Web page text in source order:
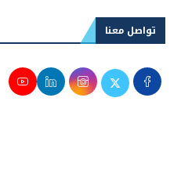
تواصل معنا